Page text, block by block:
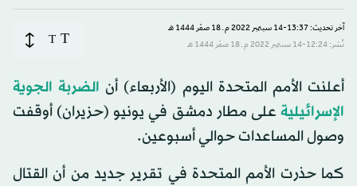
آخر تحديث: 13:37-14 سبتمبر 2022 م ـ 18 صفَر 1444 هـ
نُشر: 12:24-14 سبتمبر 2022 م ـ 18 صفَر 1444 هـ
T
T
أعلنت الأمم المتحدة اليوم (الأربعاء) أن الضربة الجوية
الإسرائيليةعلى مطار دمشق في يونيو (حزيران) أوقفت
وصول المساعدات حوالي أسبوعين.
كما حذرت الأمم المتحدة في تقرير جديد من أن القتال